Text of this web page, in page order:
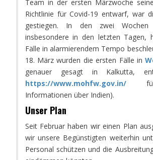
Team in der ersten Märzwoche
Richtlinie für Covid-19 entwarf, war
gestiegen. In den zwei
insbesondere in den letzten Tagen,
Fälle in alarmierendem Tempo
18. März wurden die ersten Fälle in
genauer gesagt in Kalkutta,
https://www.mohfw.gov.in/für
Informationen über Indien).
Unser Plan
Seit Februar haben wir einen Plan
wir unsere Begünstigten weiterhin
Personal schützen und die